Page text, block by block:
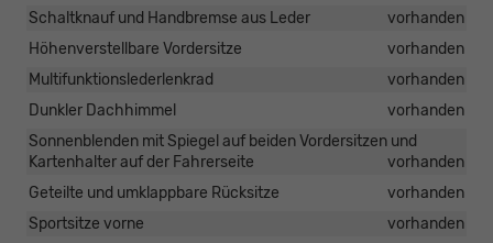
Schaltknauf und Handbremse aus Leder
vorhanden
Höhenverstellbare Vordersitze
vorhanden
Multifunktionslederlenkrad
vorhanden
Dunkler Dachhimmel
vorhanden
Sonnenblenden mit Spiegel auf beiden Vordersitzen und
Kartenhalter auf der Fahrerseite
vorhanden
Geteilte und umklappbare Rücksitze
vorhanden
Sportsitze vorne
vorhanden